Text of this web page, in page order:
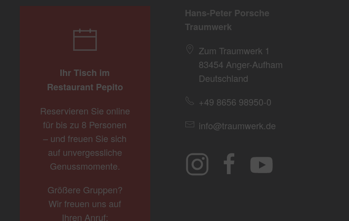
Ihr Tisch im
Restaurant Pepito
Reservieren Sie online
für bis zu 8 Personen
– und freuen Sie sich
auf unvergessliche
Genussmomente.
Größere Gruppen?
Wir freuen uns auf
Ihren Anruf:
Hans-Peter Porsche
Traumwerk
Zum Traumwerk 1
83454 Anger-Aufham
Deutschland
+49 8656 98950-0
info@traumwerk.de